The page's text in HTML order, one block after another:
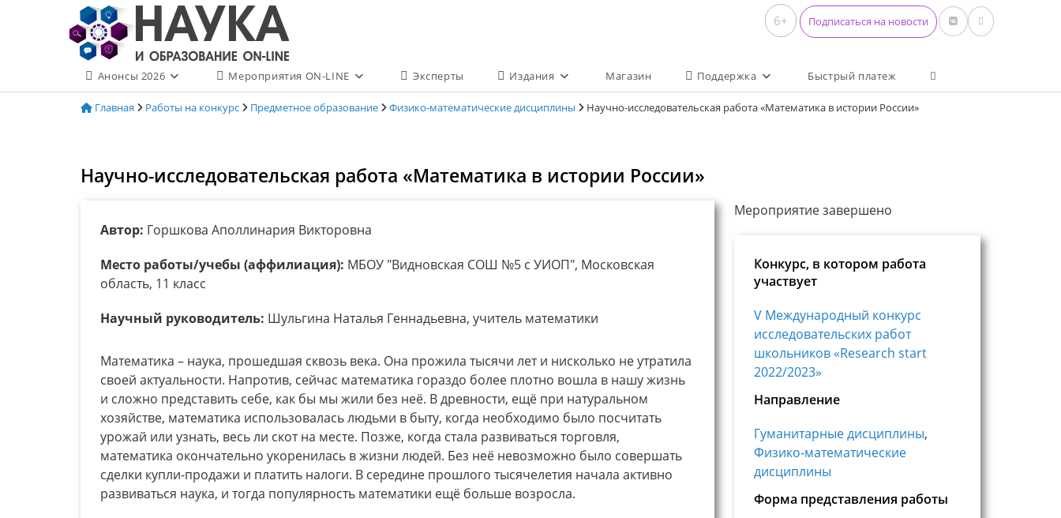
содержимому
6+ Подписаться на новости
Анонсы 2026 Мероприятия ON-LINE Эксперты Издания Магазин Поддержка Быстрый платеж Переключить поиск по
Главная Работы на конкурс Предметное образование Физико-математические дисциплины Научно-исследовательская работа «Математика в истории России»
Научно-исследовательская работа «Математика в истории России»
Автор: Горшкова Аполлинария Викторовна
Место работы/учебы (аффилиация): МБОУ "Видновская СОШ №5 с УИОП", Московская
область, 11 класс
Научный руководитель: Шульгина Наталья Геннадьевна, учитель математики
Математика – наука, прошедшая сквозь века. Она прожила тысячи лет и нисколько не утратила
своей актуальности. Напротив, сейчас математика гораздо более плотно вошла в нашу жизнь
и сложно представить себе, как бы мы жили без неё. В древности, ещё при натуральном
хозяйстве, математика использовалась людьми в быту, когда необходимо было посчитать
урожай или узнать, весь ли скот на месте. Позже, когда стала развиваться торговля,
математика окончательно укоренилась в жизни людей. Без неё невозможно было совершать
сделки купли-продажи и платить налоги. В середине прошлого тысячелетия начала активно
развиваться наука, и тогда популярность математики ещё больше возросла.
Мероприятие завершено
Конкурс, в котором работа
участвует
V Международный конкурс
исследовательских работ
школьников «Research start
2022/2023»
Направление
Гуманитарные дисциплины,
Физико-математические
дисциплины
Форма представления работы